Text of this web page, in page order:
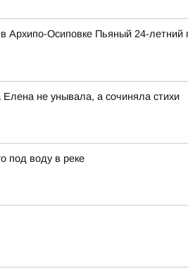
Архипо-Осиповке Пьяный 24-
не унывала, а сочиняла стихи
под воду в реке